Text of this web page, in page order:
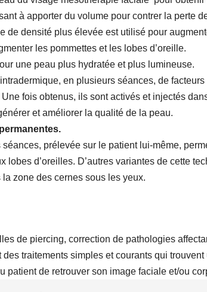
à apporter du volume pour contrer la perte
de densité plus élevée est utilisé pour
les pommettes et les lobes d’oreille.
une peau plus hydratée et plus lumineuse.
en plusieurs séances, de
fois obtenus, ils sont activés et injectés
et améliorer la qualité de la peau.
séances, prélevée sur le patient lui-même,
lobes d’oreilles. D’autres variantes de cette
zone des cernes sous les yeux.
de piercing, correction de pathologies
traitements simples et courants qui
patient de retrouver son image faciale et/ou